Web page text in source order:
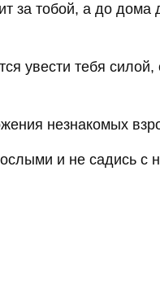
за тобой, а до
увести тебя
незнакомых
и не садись с